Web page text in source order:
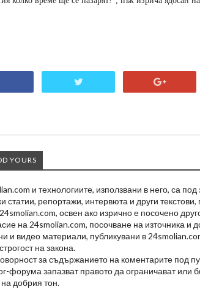
YOURS
и технологиите, използвани в него, са под
статии, репортажи, интервюта и други
освен ако изрично е посочено
на 24smolian.com, посочване на източника и
и видео материали, публикувани в
на закона.
за съдържанието на коментарите под
форума запазват правото да ограничават или
добрия тон.